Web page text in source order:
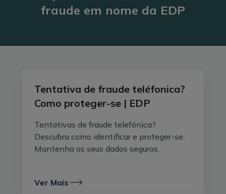
fraude em nome da EDP
Tentativa de fraude teléfonica?
Como proteger-se | EDP
Tentativas de fraude telefónica?
Descubra como identificar e proteger-se.
Mantenha os seus dados seguros.
Ver Mais